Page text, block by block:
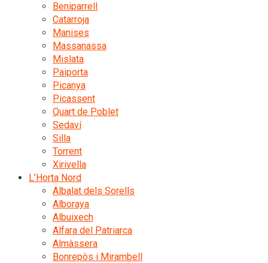
Beniparrell
Catarroja
Manises
Massanassa
Mislata
Paiporta
Picanya
Picassent
Quart de Poblet
Sedaví
Silla
Torrent
Xirivella
L’Horta Nord
Albalat dels Sorells
Alboraya
Albuixech
Alfara del Patriarca
Almàssera
Bonrepòs i Mirambell